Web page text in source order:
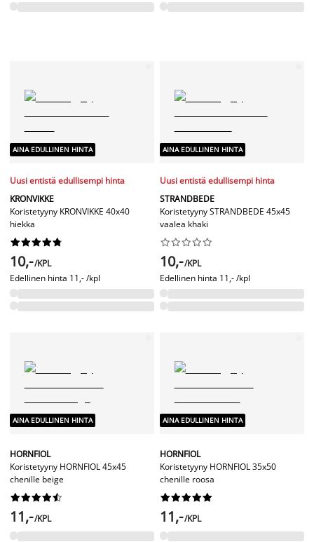
AINA EDULLINEN HINTA
Uusi entistä edullisempi hinta
KRONVIKKE
Koristetyyny KRONVIKKE 40x40
hiekka






10,-/KPL
Edellinen hinta 11,- /kpl
AINA EDULLINEN HINTA
Uusi entistä edullisempi hinta
STRANDBEDE
Koristetyyny STRANDBEDE 45x45
vaalea khaki






10,-/KPL
Edellinen hinta 11,- /kpl
AINA EDULLINEN HINTA
HORNFIOL
Koristetyyny HORNFIOL 45x45
chenille beige






11,-/KPL
AINA EDULLINEN HINTA
HORNFIOL
Koristetyyny HORNFIOL 35x50
chenille roosa






11,-/KPL